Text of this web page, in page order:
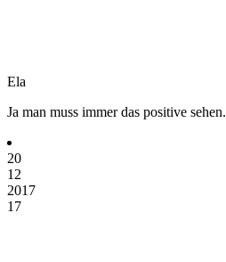
Ela
Ja man muss immer das positive sehen.
20
12
2017
17